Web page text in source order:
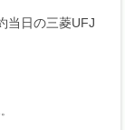
当日の三菱UFJ